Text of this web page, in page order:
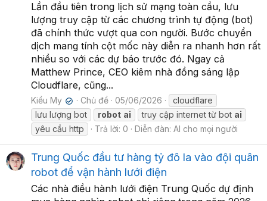
Lần đầu tiên trong lịch sử mạng toàn cầu, lưu
lượng truy cập từ các chương trình tự động (bot)
đã chính thức vượt qua con người. Bước chuyển
dịch mang tính cột mốc này diễn ra nhanh hơn rất
nhiều so với các dự báo trước đó. Ngay cả
Matthew Prince, CEO kiêm nhà đồng sáng lập
Cloudflare, cũng...
Kiều My ✔ Chủ đề 05/06/2026
cloudflare
lưu lượng bot
robot ai truy cập internet từ bot ai
yêu cầu http
Trả lời: 0 Diễn đàn: AI cho mọi người
Trung Quốc đầu tư hàng tỷ đô la vào đội quân
robot để vận hành lưới điện
Các nhà điều hành lưới điện Trung Quốc dự định